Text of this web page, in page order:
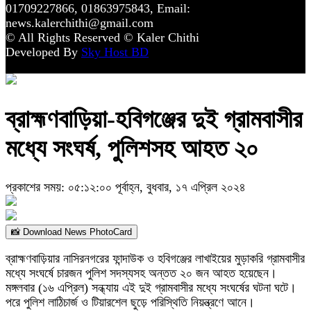
01709227866, 01863975843, Email:
news.kalerchithi@gmail.com
© All Rights Reserved © Kaler Chithi
Developed By Sky Host BD
ব্রাহ্মণবাড়িয়া-হবিগঞ্জের দুই গ্রামবাসীর
মধ্যে সংঘর্ষ, পুলিশসহ আহত ২০
প্রকাশের সময়: ০৫:১২:০০ পূর্বাহ্ন, বুধবার, ১৭ এপ্রিল ২০২৪
📸 Download News PhotoCard
ব্রাহ্মণবাড়িয়ার নাসিরনগরের ফান্দাউক ও হবিগঞ্জের লাখাইয়ের মুড়াকরি গ্রামবাসীর
মধ্যে সংঘর্ষে চারজন পুলিশ সদস্যসহ অন্তত ২০ জন আহত হয়েছেন।
মঙ্গলবার (১৬ এপ্রিল) সন্ধ্যায় এই দুই গ্রামবাসীর মধ্যে সংঘর্ষের ঘটনা ঘটে।
পরে পুলিশ লাঠিচার্জ ও টিয়ারশেল ছুড়ে পরিস্থিতি নিয়ন্ত্রণে আনে।